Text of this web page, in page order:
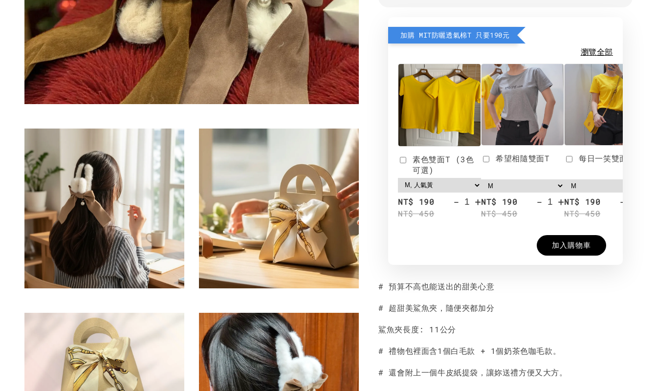
加購 MIT防曬透氣棉T 只要190元
瀏覽全部
素色雙面T (3色
可選)
NT$ 190
NT$ 450
- +
希望相隨雙面T
NT$ 190
NT$ 450
- +
每日一笑雙面T
NT$ 190
NT$ 450
-
加入購物車
# 預算不高也能送出的甜美心意
# 超甜美鯊魚夾，隨便夾都加分
鯊魚夾長度: 11公分
# 禮物包裡面含1個白毛款 + 1個奶茶色咖毛款。
# 還會附上一個牛皮紙提袋，讓妳送禮方便又大方。